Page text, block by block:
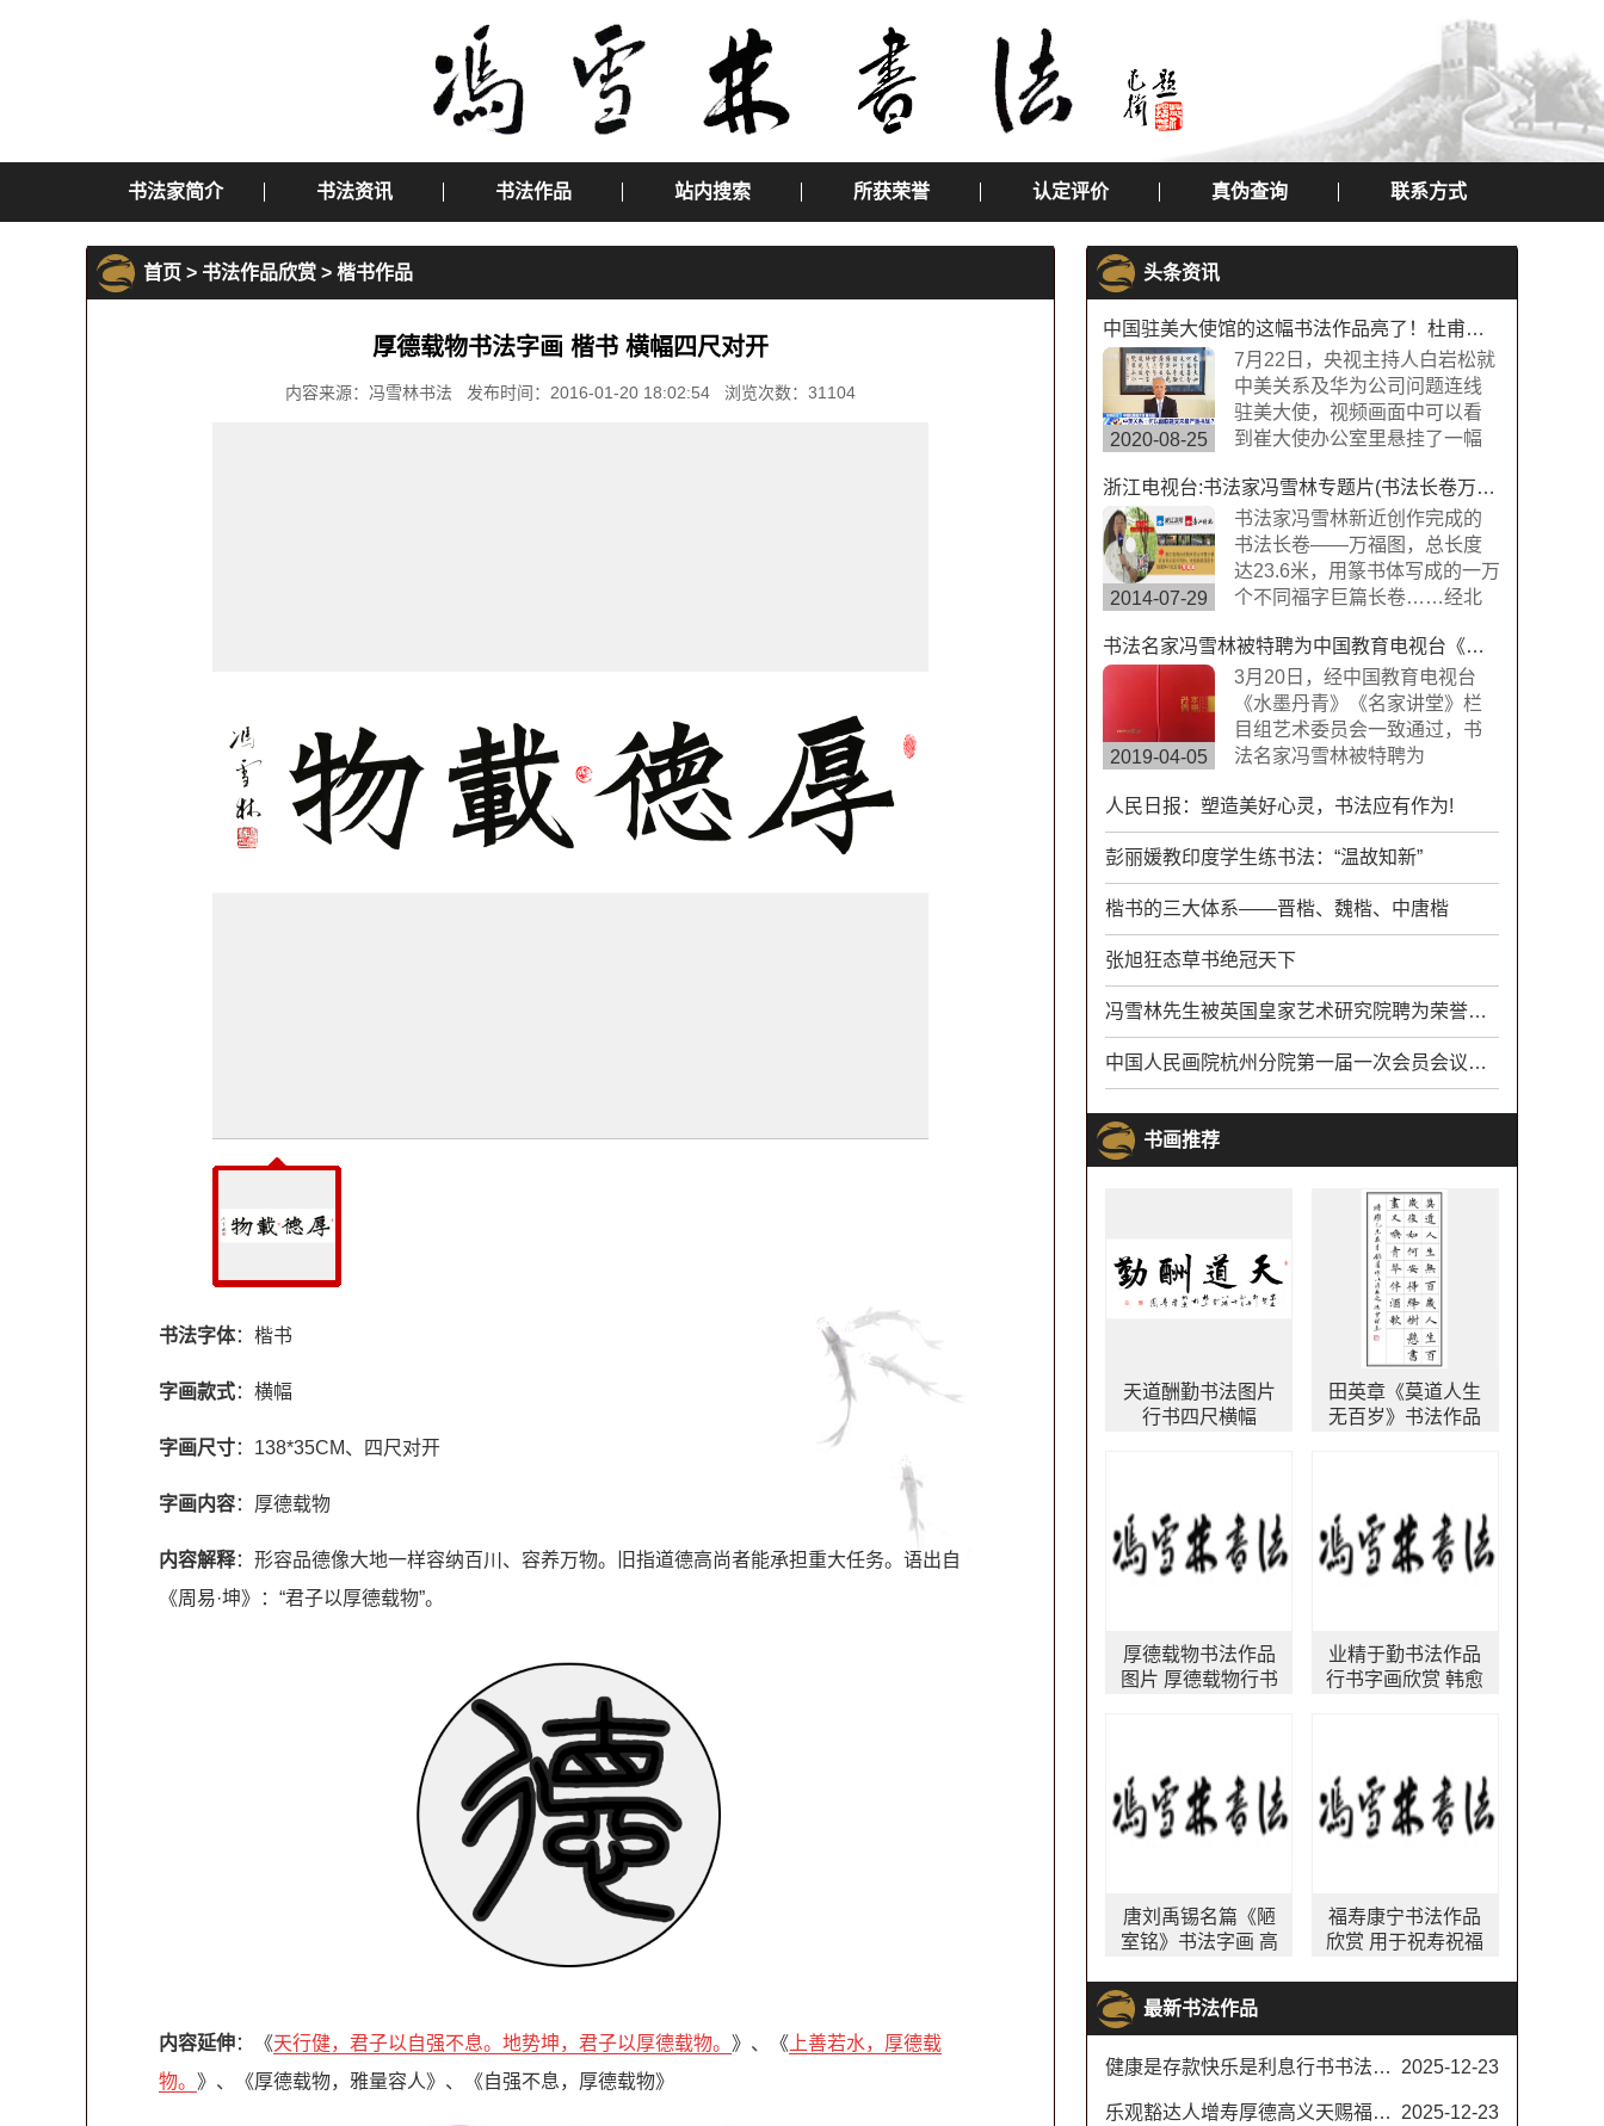
书法家简介 书法资讯 书法作品 站内搜索 所获荣誉 认定评价 真伪查询 联系方式
首页 > 书法作品欣赏 > 楷书作品
厚德载物书法字画 楷书 横幅四尺对开
内容来源：冯雪林书法 发布时间：2016-01-20 18:02:54 浏览次数：31104
书法字体：楷书
字画款式：横幅
字画尺寸：138*35CM、四尺对开
字画内容：厚德载物
内容解释：形容品德像大地一样容纳百川、容养万物。旧指道德高尚者能承担重大任务。语出自
《周易·坤》：“君子以厚德载物”。
内容延伸：《天行健，君子以自强不息。地势坤，君子以厚德载物。 》、《 上善若水，厚德载
物。 》、《厚德载物，雅量容人》、《自强不息，厚德载物》
头条资讯
中国驻美大使馆的这幅书法作品亮了！杜甫望岳书法作品
2020-08-25
7月22日，央视主持人白岩松就
中美关系及华为公司问题连线
驻美大使，视频画面中可以看
到崔大使办公室里悬挂了一幅
甫的《望岳》，极具内涵，这
幅作品的书法字体是典型欧体
楷书，方圆兼备、严谨工整、
挺劲险峻。
浙江电视台:书法家冯雪林专题片(书法长卷万福图)
2014-07-29
书法家冯雪林新近创作完成的
书法长卷——万福图，总长度
达23.6米，用篆书体写成的一万
个不同福字巨篇长卷……经北
今为止世界上唯一的福字长篇
书法作品，具有很高的搜藏价
值。浙江卫视拍摄组来到杭州
余杭径山风情小镇专门拍摄了
此次专题片。
书法名家冯雪林被特聘为中国教育电视台《水墨丹青》《名家讲堂》栏目组签约艺术家
2019-04-05
3月20日，经中国教育电视台
《水墨丹青》《名家讲堂》栏
目组艺术委员会一致通过，书
法名家冯雪林被特聘为
堂》栏目组签约艺术家。中国
教育电视台《水墨丹青》是以
“弘扬中华传统文化，传承水墨
艺术精髓”为宗旨，展示现代中
国书画艺术发展变化的大型电
视文化栏目。
人民日报：塑造美好心灵，书法应有作为!
彭丽媛教印度学生练书法：“温故知新”
楷书的三大体系——晋楷、魏楷、中唐楷
张旭狂态草书绝冠天下
冯雪林先生被英国皇家艺术研究院聘为荣誉院士、客座教授
中国人民画院杭州分院第一届一次会员会议成功举行
书画推荐
天道酬勤书法图片
行书四尺横幅
田英章《莫道人生
无百岁》书法作品
厚德载物书法作品
图片 厚德载物行书
业精于勤书法作品
行书字画欣赏 韩愈
唐刘禹锡名篇《陋
室铭》书法字画 高
福寿康宁书法作品
欣赏 用于祝寿祝福
最新书法作品
2025-12-23
健康是存款快乐是利息行书书法对联
2025-12-23
乐观豁达人增寿厚德高义天赐福书法楷书